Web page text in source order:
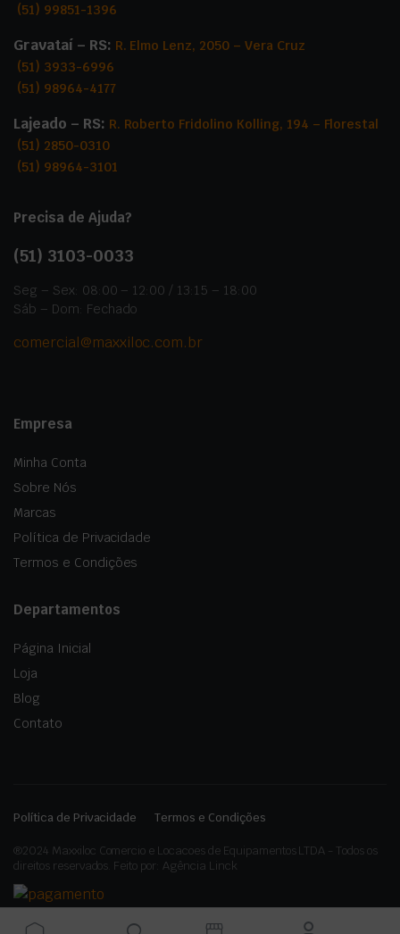
(51) 99851-1396
Gravataí – RS: R. Elmo Lenz, 2050 – Vera Cruz
(51) 3933-6996
(51) 98964-4177
Lajeado – RS: R. Roberto Fridolino Kolling, 194 – Florestal
(51) 2850-0310
(51) 98964-3101
Precisa de Ajuda?
(51) 3103-0033
Seg – Sex: 08:00 – 12:00 / 13:15 – 18:00
Sáb – Dom: Fechado
comercial@maxxiloc.com.br
Empresa
Minha Conta
Sobre Nós
Marcas
Política de Privacidade
Termos e Condições
Departamentos
Página Inicial
Loja
Blog
Contato
Política de Privacidade Termos e Condições
®2024 Maxxiloc Comercio e Locacoes de Equipamentos LTDA - Todos os
direitos reservados. Feito por: Agência Linck